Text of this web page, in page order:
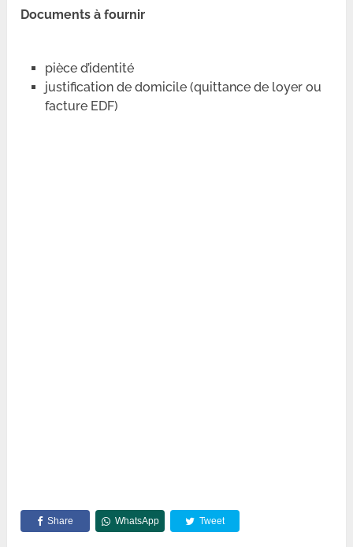
Documents à fournir
pièce d’identité
justification de domicile (quittance de loyer ou
facture EDF)
Share WhatsApp Tweet